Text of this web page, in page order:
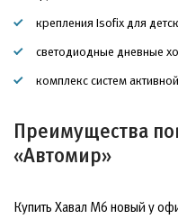
крепления Isofix для
светодиодные дневные
комплекс систем
Преимущества
«Автомир»
Купить Хавал М6 новый у